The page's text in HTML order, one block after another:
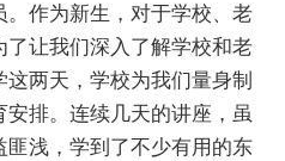
。作为新生，对于学校、老
让我们深入了解学校和老
两天，学校为我们量身制
排。连续几天的讲座，虽
浅，学到了不少有用的东